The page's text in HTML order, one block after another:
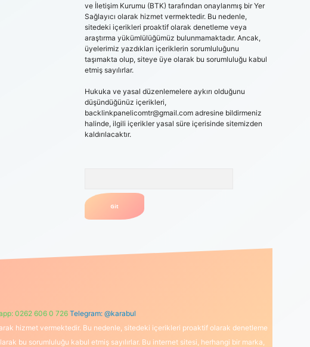
ve İletişim Kurumu (BTK) tarafından onaylanmış bir Yer
Sağlayıcı olarak hizmet vermektedir. Bu nedenle,
sitedeki içerikleri proaktif olarak denetleme veya
araştırma yükümlülüğümüz bulunmamaktadır. Ancak,
üyelerimiz yazdıkları içeriklerin sorumluluğunu
taşımakta olup, siteye üye olarak bu sorumluluğu kabul
etmiş sayılırlar.
Hukuka ve yasal düzenlemelere aykırı olduğunu
düşündüğünüz içerikleri,
backlinkpanelicomtr@gmail.comadresine bildirmeniz
halinde, ilgili içerikler yasal süre içerisinde sitemizden
kaldırılacaktır.
0262 606 0 726 Telegram: @karabul
hizmet vermektedir. Bu nedenle, sitedeki içerikleri proaktif olarak denetleme
bu sorumluluğu kabul etmiş sayılırlar. Bu internet sitesi, herhangi bir marka,